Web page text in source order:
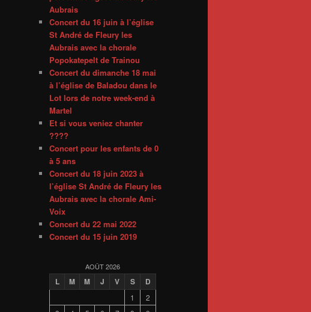
Aubrais
Concert du 16 juin à l’église
St André de Fleury les
Aubrais avec la chorale
Popokatepelt de Trainou
Concert du dimanche 18 mai
à l’église de Baladou dans le
Lot lors de notre week-end à
Martel
Et si vous veniez chanter
????
Concert pour les enfants de 0
à 5 ans
Concert du 18 juin 2023 à
l’église St André de Fleury les
Aubrais avec la chorale Ami-
Voix
Concert du 22 mai 2022
Concert du 15 juin 2019
AOÛT 2026
L M M J V S D
1
2